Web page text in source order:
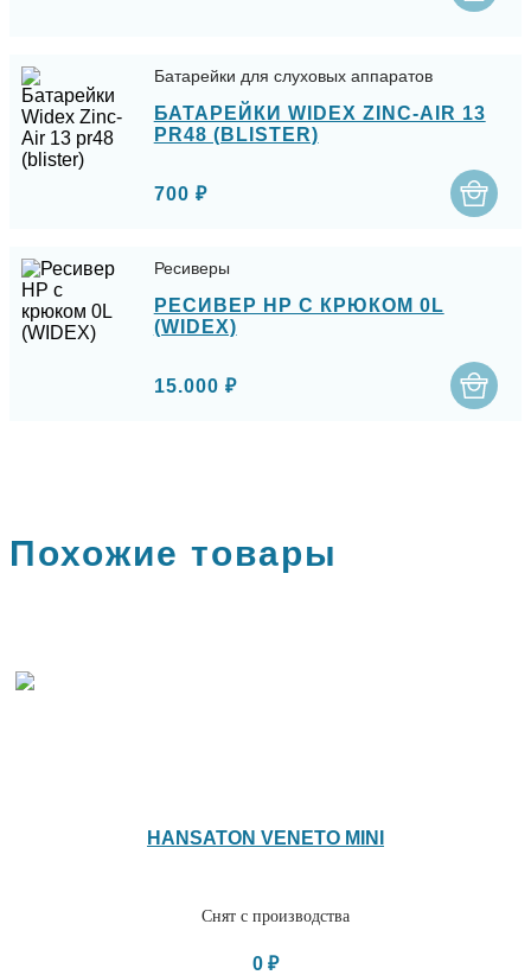
Батарейки для слуховых аппаратов
БАТАРЕЙКИ WIDEX ZINC-AIR 13
PR48 (BLISTER)
700 ₽
Ресиверы
РЕСИВЕР HP С КРЮКОМ 0L
(WIDEX)
15.000 ₽
Похожие товары
HANSATON VENETO MINI
Снят с производства
0 ₽